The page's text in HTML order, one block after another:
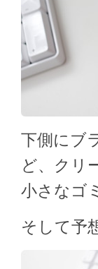
下側にブ
ど、クリ
小さなゴ
そして予